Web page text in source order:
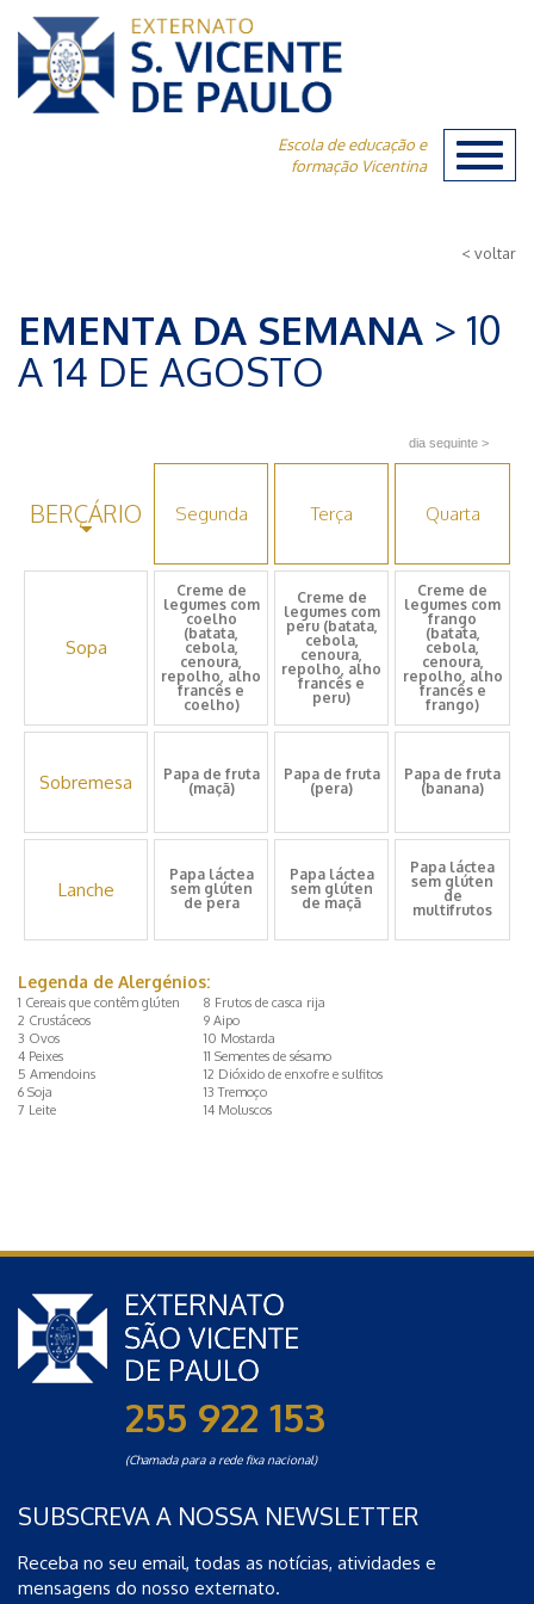
Escola de educação e
formação Vicentina
< voltar
EMENTA DA SEMANA > 10
A 14 DE AGOSTO
BERÇÁRIO Segunda Terça Quarta
Sopa
Creme de
legumes com
coelho
(batata,
cebola,
cenoura,
repolho, alho
francês e
coelho)
Creme de
legumes com
peru (batata,
cebola,
cenoura,
repolho, alho
francês e
peru)
Creme de
legumes com
frango
(batata,
cebola,
cenoura,
repolho, alho
francês e
frango)
Sobremesa
Papa de fruta
(maçã)
Papa de fruta
(pera)
Papa de fruta
(banana)
Lanche
Papa láctea
sem glúten
de pera
Papa láctea
sem glúten
de maçã
Papa láctea
sem glúten
de
multifrutos
Legenda de Alergénios:
1 Cereais que contêm glúten
2 Crustáceos
3 Ovos
4 Peixes
5 Amendoins
6 Soja
7 Leite
8 Frutos de casca rija
9 Aipo
10 Mostarda
11 Sementes de sésamo
12 Dióxido de enxofre e sulfitos
13 Tremoço
14 Moluscos
255 922 153
(Chamada para a rede fixa nacional)
SUBSCREVA A NOSSA NEWSLETTER
Receba no seu email, todas as notícias, atividades e
mensagens do nosso externato.